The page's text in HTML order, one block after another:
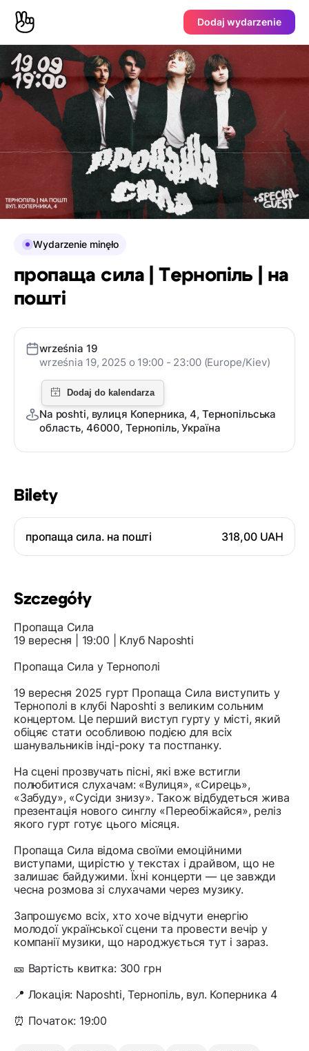
Dodaj wydarzenie
Bilety
пропаща сила. на пошті 318,00 UAH
Szczegóły
Пропаща Сила
19 вересня | 19:00 | Клуб Naposhti
Пропаща Сила у Тернополі
19 вересня 2025 гурт Пропаща Сила виступить у
Тернополі в клубі Naposhti з великим сольним
концертом. Це перший виступ гурту у місті, який
обіцяє стати особливою подією для всіх
шанувальників інді-року та постпанку.
На сцені прозвучать пісні, які вже встигли
полюбитися слухачам: «Вулиця», «Сирець»,
«Забуду», «Сусіди знизу». Також відбудеться жива
презентація нового синглу «Переобіжайся», реліз
якого гурт готує цього місяця.
Пропаща Сила відома своїми емоційними
виступами, щирістю у текстах і драйвом, що не
залишає байдужими. Їхні концерти — це завжди
чесна розмова зі слухачами через музику.
Запрошуємо всіх, хто хоче відчути енергію
молодої української сцени та провести вечір у
компанії музики, що народжується тут і зараз.
🎫 Вартість квитка: 300 грн
📍 Локація: Naposhti, Тернопіль, вул. Коперника 4
⏰ Початок: 19:00
Wydarzenie minęło
пропаща сила | Тернопіль | на
пошті
września 19
września 19, 2025 o 19:00 - 23:00 (Europe/Kiev)
Na poshti, вулиця Коперника, 4, Тернопільська
область, 46000, Тернопіль, Україна